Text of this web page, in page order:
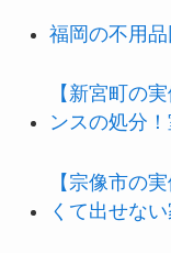
福岡の不用
【新宮町の
ンスの処分
【宗像市の
くて出せな